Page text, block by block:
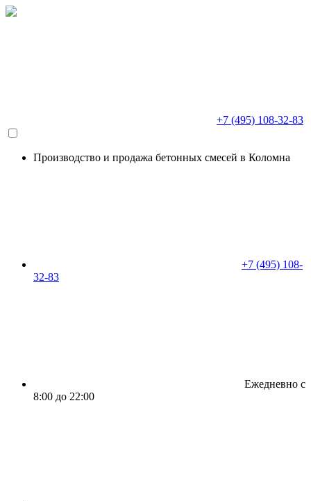
+7 (495) 108-32-83
Производство и продажа бетонных смесей в Коломна
+7 (495) 108-
32-83
Ежедневно с
8:00 до 22:00